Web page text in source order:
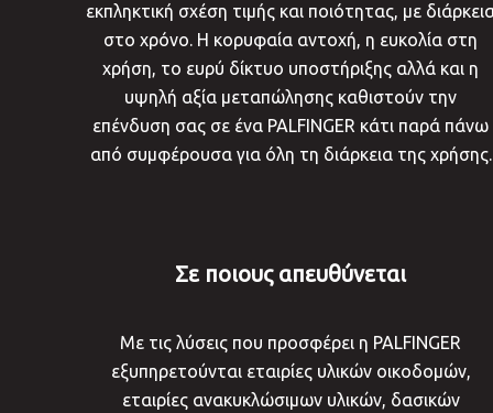
εκπληκτική σχέση τιμής και ποιότητας, με
στο χρόνο. Η κορυφαία αντοχή, η ευκολία στη
χρήση, το ευρύ δίκτυο υποστήριξης αλλά και η
υψηλή αξία μεταπώλησης καθιστούν την
επένδυση σας σε ένα PALFINGER κάτι παρά πάνω
από συμφέρουσα για όλη τη διάρκεια της χρήσης.
Σε ποιους απευθύνεται
Με τις λύσεις που προσφέρει η PALFINGER
εξυπηρετούνται εταιρίες υλικών οικοδομών,
εταιρίες ανακυκλώσιμων υλικών, δασικών